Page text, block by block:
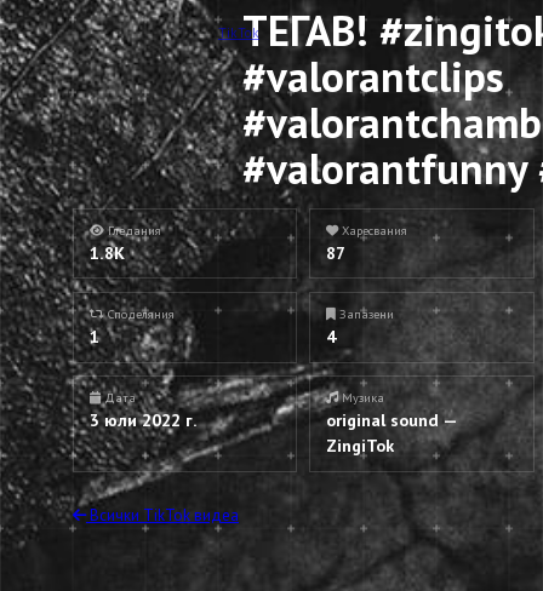
TikTokТЕГАВ!
#valorantclips
#valorantfunny
Гледания
1.8K
Харесвания
87
Споделяния
1
Запазени
4
Дата
3 юли 2022 г.
Музика
original sound —
ZingiTok
Всички TikTok видеа